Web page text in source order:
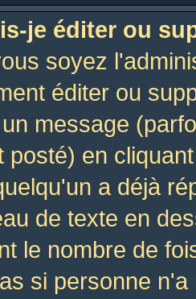
je éditer ou
soyez
éditer ou
message
posté) en
a déjà
de texte en
le nombre de
si personne